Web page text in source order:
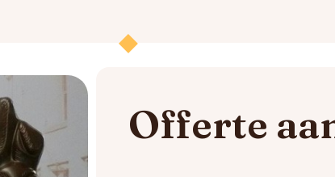
Offerte